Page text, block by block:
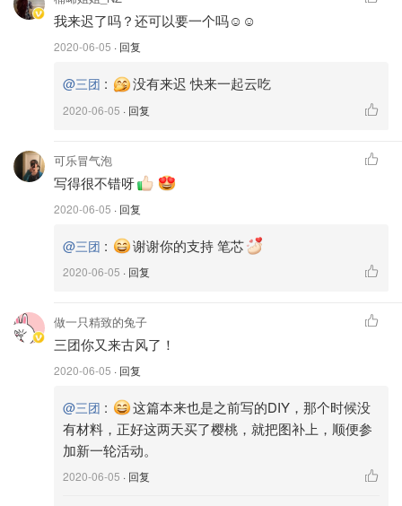
图片来源@三团，版权属于原作者
我来迟了吗？还可以要一个吗☺☺
2020-06-05 · 回复
@三团 : 没有来迟 快来一起云吃
2020-06-05 · 回复
可乐冒气泡
写得很不错呀
2020-06-05 · 回复
@三团 : 谢谢你的支持 笔芯
2020-06-05 · 回复
做一只精致的兔子
三团你又来古风了！
2020-06-05 · 回复
@三团 :
这篇本来也是之前写的DIY，那个时候没
有材料，正好这两天买了樱桃，就把图补上，顺便参
加新一轮活动。
2020-06-05 · 回复